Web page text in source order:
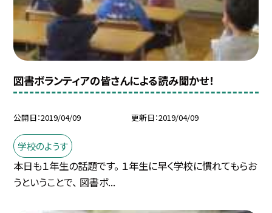
図書ボランティアの皆さんによる読み聞かせ！
公開日 2019/04/09 更新日 2019/04/09
学校のようす
本日も１年生の話題です。 １年生に早く学校に慣れてもらお
うということで、 図書ボ...